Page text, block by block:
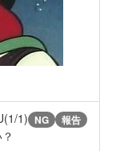
1) NG 報告